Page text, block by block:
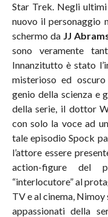
Star Trek. Negli
nuovo il personaggio
schermo da JJ
sono veramente
Innanzitutto è stato
misterioso ed
genio della scienza e
della serie, il dottor
con solo la voce ad
tale episodio Spock
l’attore essere
action-figure del
“interlocutore” al
TV e al cinema,
appassionati della